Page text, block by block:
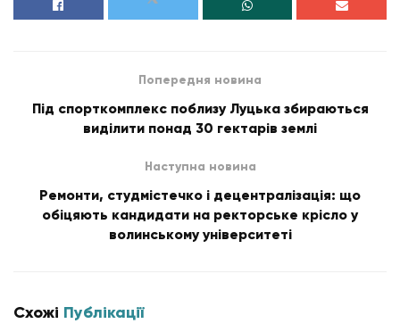
Попередня новина
Під спорткомплекс поблизу Луцька збираються
виділити понад 30 гектарів землі
Наступна новина
Ремонти, студмістечко і децентралізація: що
обіцяють кандидати на ректорське крісло у
волинському університеті
Схожі Публікації